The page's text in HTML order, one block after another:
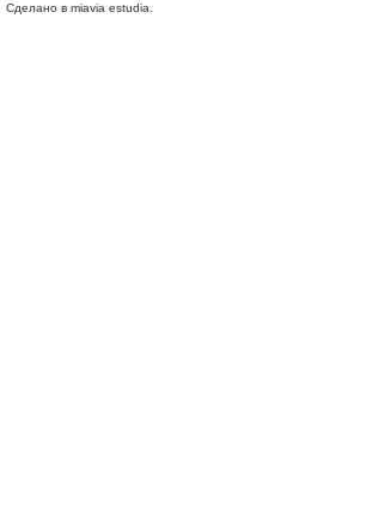
Сделано в miavia estudia.